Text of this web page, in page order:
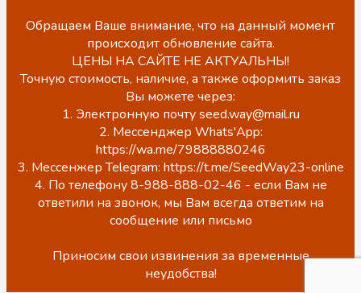
Обращаем Ваше внимание, что на данный момент
происходит обновление сайта.
ЦЕНЫ НА САЙТЕ НЕ АКТУАЛЬНЫ!
Точную стоимость, наличие, а также оформить заказ
Вы можете через:
1. Электронную почту seed.way@mail.ru
2. Мессенджер Whats'App:
https://wa.me/79888880246
3. Мессенжер Telegram: https://t.me/SeedWay23-online
4. По телефону 8-988-888-02-46 - если Вам не
ответили на звонок, мы Вам всегда ответим на
сообщение или письмо
Приносим свои извинения за временные
неудобства!